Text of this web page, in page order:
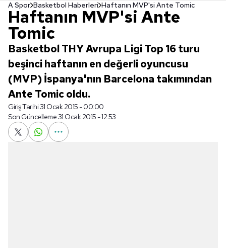
A Spor Basketbol Haberleri Haftanın MVP'si Ante Tomic
Haftanın MVP'si Ante
Tomic
Basketbol THY Avrupa Ligi Top 16 turu
beşinci haftanın en değerli oyuncusu
(MVP) İspanya'nın Barcelona takımından
Ante Tomic oldu.
Giriş Tarihi:31 Ocak 2015 - 00:00
Son Güncelleme:31 Ocak 2015 - 12:53